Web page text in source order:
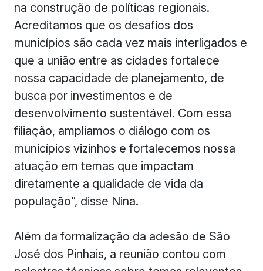
na construção de políticas regionais.
Acreditamos que os desafios dos
municípios são cada vez mais interligados e
que a união entre as cidades fortalece
nossa capacidade de planejamento, de
busca por investimentos e de
desenvolvimento sustentável. Com essa
filiação, ampliamos o diálogo com os
municípios vizinhos e fortalecemos nossa
atuação em temas que impactam
diretamente a qualidade de vida da
população”, disse Nina.
Além da formalização da adesão de São
José dos Pinhais, a reunião contou com